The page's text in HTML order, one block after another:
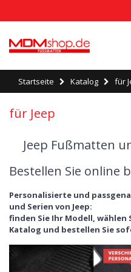
Startseite Katalog für
für Jeep
Jeep Fußmatten
Bestellen Sie online
Personalisierte und
und Serien von Jeep:
finden Sie Ihr Modell,
Katalog und bestellen Sie